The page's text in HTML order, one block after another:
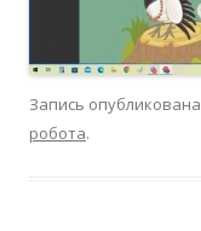
Запись опубликована
робота.